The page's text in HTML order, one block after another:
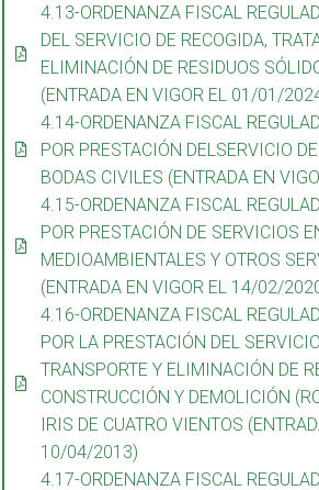
4.13-ORDENANZA FISCAL
DEL SERVICIO DE RECOGIDA,
ELIMINACIÓN DE RESIDUOS
(ENTRADA EN VIGOR EL 01/01/
4.14-ORDENANZA FISCAL
POR PRESTACIÓN DELSERVICIO
BODAS CIVILES (ENTRADA EN
4.15-ORDENANZA FISCAL
POR PRESTACIÓN DE SERVICIOS
MEDIOAMBIENTALES Y OTROS
(ENTRADA EN VIGOR EL 14/02/
4.16-ORDENANZA FISCAL
POR LA PRESTACIÓN DEL
TRANSPORTE Y ELIMINACIÓN DE
CONSTRUCCIÓN Y DEMOLICIÓN
IRIS DE CUATRO VIENTOS
10/04/2013)
4.17-ORDENANZA FISCAL